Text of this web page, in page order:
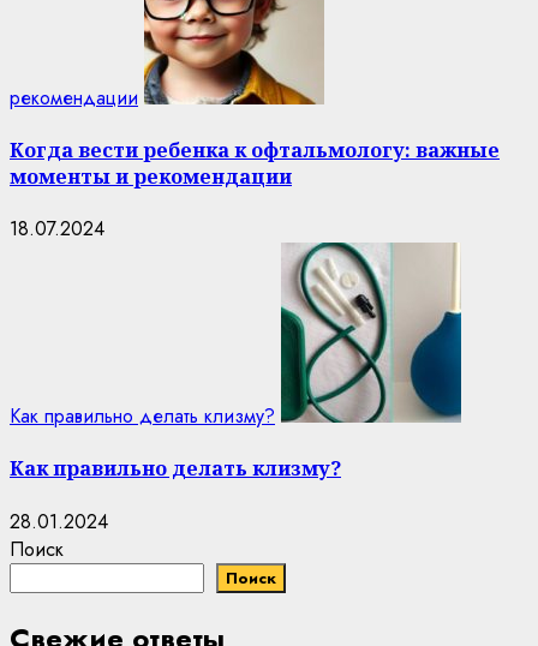
рекомендации
Когда вести ребенка к офтальмологу: важные
моменты и рекомендации
18.07.2024
Как правильно делать клизму?
Как правильно делать клизму?
28.01.2024
Поиск
Поиск